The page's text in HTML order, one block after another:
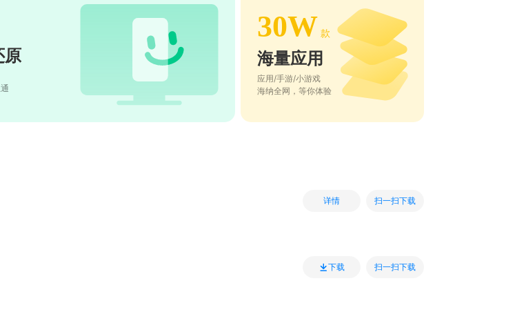
原
30W 款
海量应用
应用/手游/小游戏
海纳全网，等你体验
详情 扫一扫下载
下载 扫一扫下载